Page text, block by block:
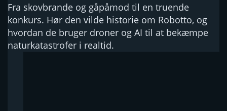
Fra skovbrande og gåpåmod til en truende
konkurs. Hør den vilde historie om Robotto, og
hvordan de bruger droner og AI til at bekæmpe
naturkatastrofer i realtid.